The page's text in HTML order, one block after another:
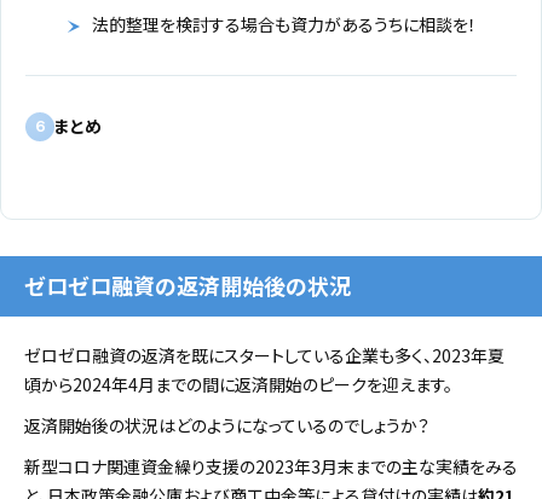
法的整理を検討する場合も資力があるうちに相談を！
6 まとめ
ゼロゼロ融資の返済開始後の状況
ゼロゼロ融資の返済を既にスタートしている企業も多く、2023年夏
頃から2024年4月までの間に返済開始のピークを迎えます。
返済開始後の状況はどのようになっているのでしょうか？
新型コロナ関連資金繰り支援の2023年3月末までの主な実績をみる